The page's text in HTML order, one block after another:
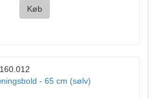
Køb
- 65 cm (sølv)